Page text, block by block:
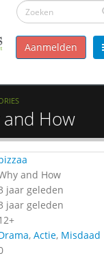
Aanmelden
and How
and How
jaar geleden
jaar geleden
, Actie, Misdaad